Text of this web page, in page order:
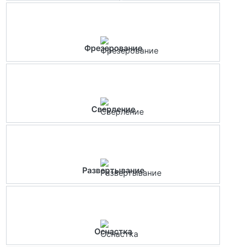
Фрезерование
Сверление
Развертывание
Оснастка